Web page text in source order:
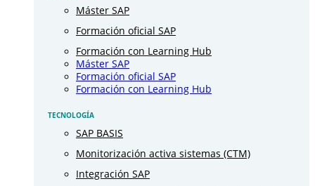
Máster SAP
Formación oficial SAP
Formación con Learning Hub
Máster SAP
Formación oficial SAP
Formación con Learning Hub
TECNOLOGÍA
SAP BASIS
Monitorización activa sistemas (CTM)
Integración SAP